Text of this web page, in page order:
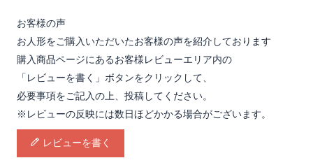
お客様の声
お人形をご購入いただいたお客様の声を紹介しております
購入商品ページにあるお客様レビューエリア内の
「レビューを書く」ボタンをクリックして、
必要事項をご記入の上、投稿してください。
※レビューの反映には数日ほどかかる場合がございます。
レビューを書く